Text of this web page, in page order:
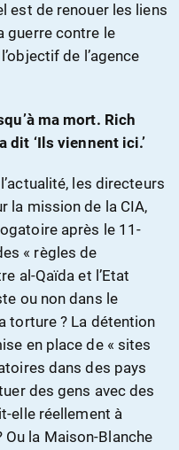
est de renouer les liens
guerre contre le
de l’agence
ma mort. Rich
dit ‘Ils viennent ici.’
les directeurs
la mission de la CIA,
après le 11-
« règles de
al-Qaïda et l’Etat
ou non dans le
torture ? La détention
en place de « sites
dans des pays
des gens avec des
elle réellement à
la Maison-Blanche